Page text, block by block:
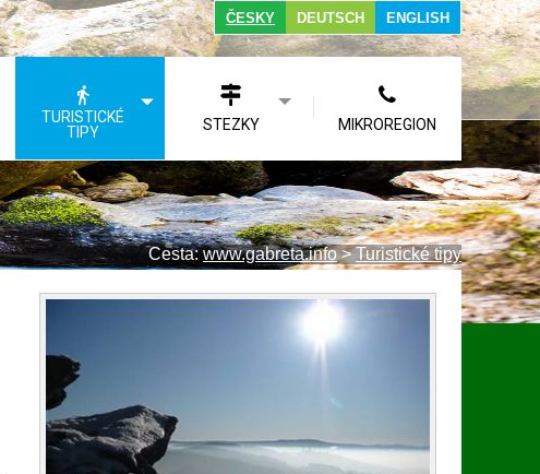
TURISTICKÉ
TIPY
STEZKY MIKROREGION
ČESKY DEUTSCH ENGLISH
Cesta:www.gabreta.info>Turistické tipy